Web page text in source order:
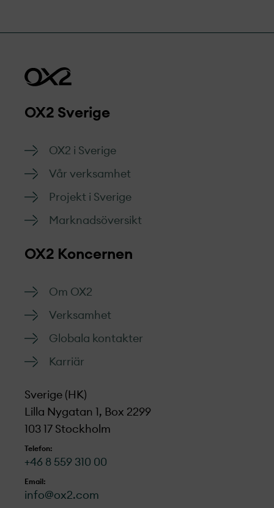
OX2 Sverige
OX2 i Sverige
Vår verksamhet
Projekt­ i Sverige
Marknads­översikt
OX2 Koncernen
Om OX2
Verksamhet
Globala kontakter
Karriär
Sverige (HK)
Lilla Nygatan 1, Box 2299
103 17 Stockholm
Telefon:
+46 8 559 310 00
Email:
info@ox2.com